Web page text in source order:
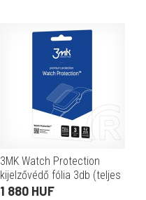
3MK Watch Protection
kijelzővédő fólia 3db (teljes
felület, ultravékony, 0,2 mm,
1 880 HUF